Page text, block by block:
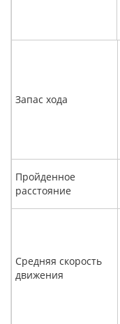
Запас хода
Пройденное
расстояние
Средняя скорость
движения